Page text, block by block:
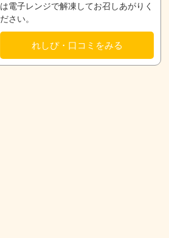
は電子レンジで解凍してお召しあがりく
ださい。
れしぴ・口コミをみる